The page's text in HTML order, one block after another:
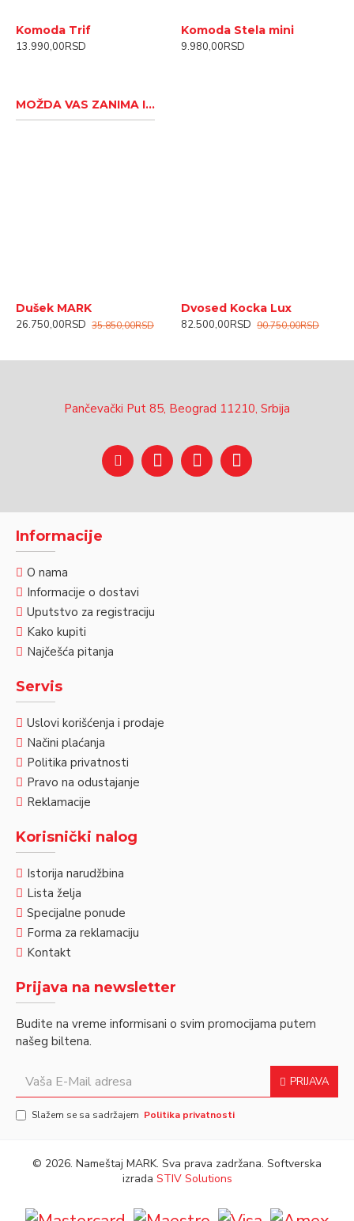
Komoda Trif
13.990,00RSD
Komoda Stela mini
9.980,00RSD
MOŽDA VAS ZANIMA I...
Dušek MARK
26.750,00RSD 35.850,00RSD
Dvosed Kocka Lux
82.500,00RSD 90.750,00RSD
Pančevački Put 85, Beograd 11210, Srbija
Informacije
O nama
Informacije o dostavi
Uputstvo za registraciju
Kako kupiti
Najčešća pitanja
Servis
Uslovi korišćenja i prodaje
Načini plaćanja
Politika privatnosti
Pravo na odustajanje
Reklamacije
Korisnički nalog
Istorija narudžbina
Lista želja
Specijalne ponude
Forma za reklamaciju
Kontakt
Prijava na newsletter
Budite na vreme informisani o svim promocijama putem
našeg biltena.
PRIJAVA
Slažem se sa sadržajem Politika privatnosti
© 2026. Nameštaj MARK. Sva prava zadržana. Softverska
izrada STIV Solutions